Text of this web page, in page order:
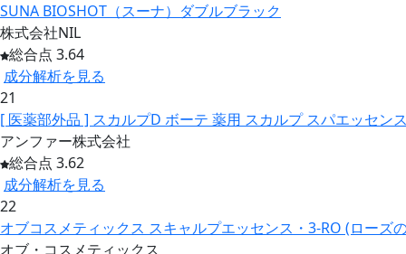
SUNA BIOSHOT（スーナ）ダブルブラック
株式会社NIL
総合点 3.64
成分解析を見る
21
[ 医薬部外品 ] スカルプD ボーテ 薬用 スカルプ スパエッセン
アンファー株式会社
総合点 3.62
成分解析を見る
22
オブコスメティックス スキャルプエッセンス・3-RO (ローズ
オブ・コスメティックス